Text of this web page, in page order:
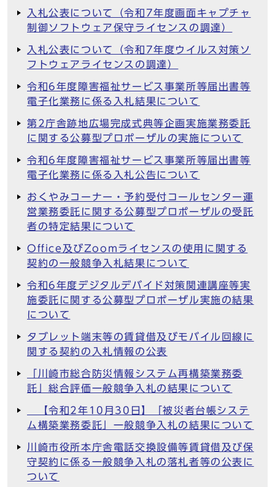
入札公表について（令和7年度画面キャプチャ
制御ソフトウェア保守ライセンスの調達）
入札公表について（令和7年度ウイルス対策ソ
フトウェアライセンスの調達）
令和6年度障害福祉サービス事業所等届出書等
電子化業務に係る入札結果について
第2庁舎跡地広場完成式典等企画実施業務委託
に関する公募型プロポーザルの実施について
令和6年度障害福祉サービス事業所等届出書等
電子化業務に係る入札公告について
おくやみコーナー・予約受付コールセンター運
営業務委託に関する公募型プロポーザルの受託
者の特定結果について
Office及びZoomライセンスの使用に関する
契約の一般競争入札結果について
令和6年度デジタルデバイド対策関連講座等実
施委託に関する公募型プロポーザル実施の結果
について
タブレット端末等の賃貸借及びモバイル回線に
関する契約の入札情報の公表
「川崎市総合防災情報システム再構築業務委
託」総合評価一般競争入札の結果について
【令和2年10月30日】「被災者台帳システ
ム構築業務委託」一般競争入札の結果について
川崎市役所本庁舎電話交換設備等賃貸借及び保
守契約に係る一般競争入札の落札者等の公表に
ついて